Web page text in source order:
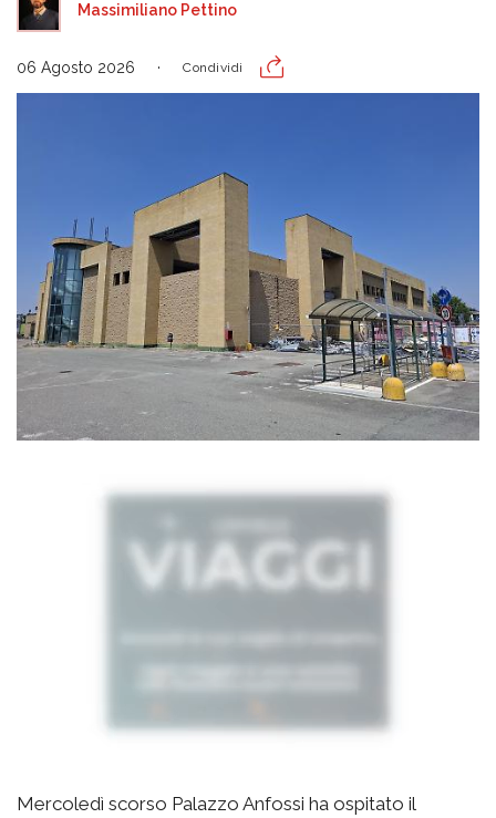
Massimiliano Pettino
06 Agosto 2026 Condividi
Mercoledì scorso Palazzo Anfossi ha ospitato il